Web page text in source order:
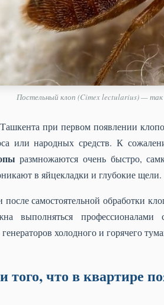
Постельный клоп (Cimex lectularius) — так
при первом появлении
или народных средств. К
размножаются очень быстро,
в яйцекладки и глубокие щели.
после самостоятельной обработки
выполняться
холодного и горячего
того, что в квартире